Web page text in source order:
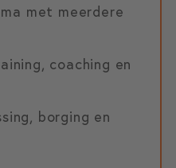
met meerdere
coaching en
borging en